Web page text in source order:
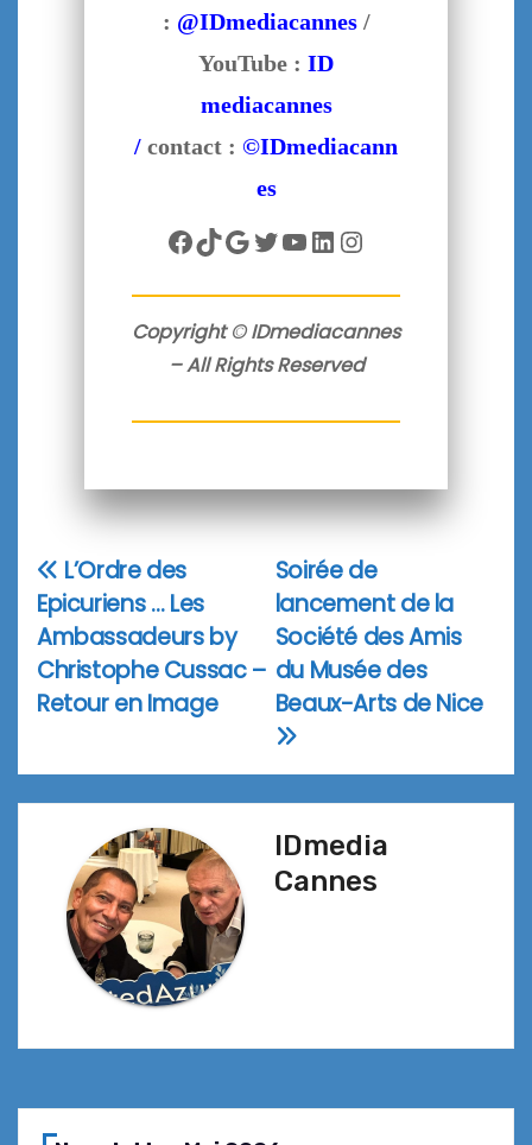
: @IDmediacannes/
YouTube : ID
mediacannes
/ contact : ©IDmediacann
es
Facebook
TikTok
Google
Twitter
YouTube
LinkedIn
Instagram
Copyright © IDmediacannes
– All Rights Reserved
Navigation
de
l’article
Soirée de
lancement de la
Société des Amis
du Musée des
Beaux-Arts de Nice
L’Ordre des
Epicuriens … Les
Ambassadeurs by
Christophe Cussac –
Retour en Image
IDmedia
Cannes